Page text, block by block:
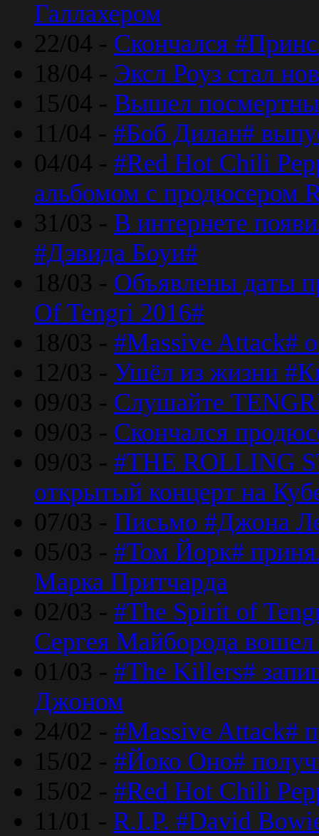
Галлахером
22/04 - Скончался
18/04 - Эксл Роуз стал
15/04 - Вышел
11/04 - #Боб Дилан#
04/04 - #Red Hot Chili
альбомом с продюсером
31/03 - В интернете
#Дэвида Боуи#
18/03 - Объявлены даты
Of Tengri 2016#
18/03 - #Massive Attack#
12/03 - Ушёл из жизни
09/03 - Слушайте
09/03 - Скончался
09/03 - #THE ROLLING
открытый концерт на
07/03 - Письмо #Джона
05/03 - #Том Йорк#
Марка Притчарда
02/03 - #The Spirit of
Сергея Майборода
01/03 - #The Killers#
Джоном
24/02 - #Massive Attack#
15/02 - #Йоко Оно#
15/02 - #Red Hot Chili
11/01 - R.I.P. #David